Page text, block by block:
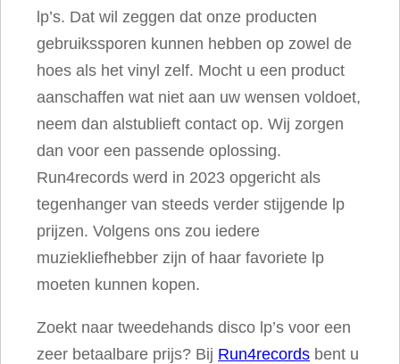
lp’s. Dat wil zeggen dat onze producten
gebruikssporen kunnen hebben op zowel de
hoes als het vinyl zelf. Mocht u een product
aanschaffen wat niet aan uw wensen voldoet,
neem dan alstublieft contact op. Wij zorgen
dan voor een passende oplossing.
Run4records werd in 2023 opgericht als
tegenhanger van steeds verder stijgende lp
prijzen. Volgens ons zou iedere
muziekliefhebber zijn of haar favoriete lp
moeten kunnen kopen.
Zoekt naar tweedehands disco lp’s voor een
zeer betaalbare prijs? Bij Run4records bent u